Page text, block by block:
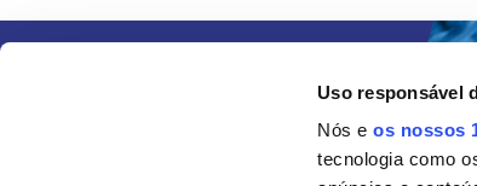
Uso responsável
Nós eos nossos
tecnologia como